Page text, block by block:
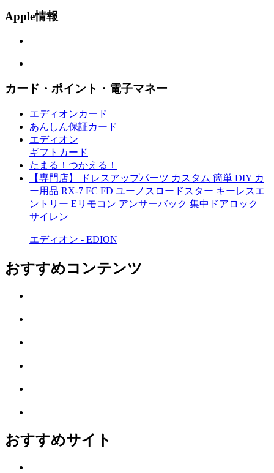
Apple情報
カード・ポイント・電子マネー
エディオンカード
あんしん保証カード
エディオン
ギフトカード
たまる！つかえる！
【専門店】 ドレスアップパーツ カスタム 簡単 DIY カ
ー用品 RX-7 FC FD ユーノスロードスター キーレスエ
ントリー Eリモコン アンサーバック 集中ドアロック
サイレン
エディオン - EDION
おすすめコンテンツ
おすすめサイト